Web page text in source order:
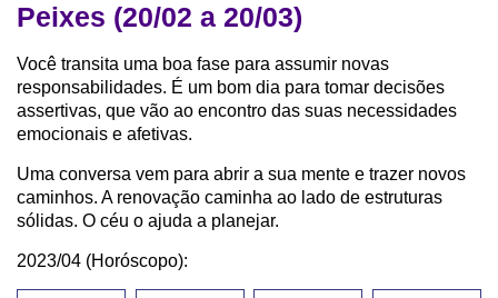
Peixes (20/02 a 20/03)
Você transita uma boa fase para assumir novas
responsabilidades. É um bom dia para tomar decisões
assertivas, que vão ao encontro das suas necessidades
emocionais e afetivas.
Uma conversa vem para abrir a sua mente e trazer novos
caminhos. A renovação caminha ao lado de estruturas
sólidas. O céu o ajuda a planejar.
2023/04 (Horóscopo):